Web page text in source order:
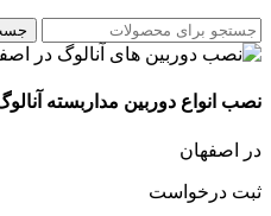
نصب انواع دوربین مداربسته
در اصفهان
ثبت درخواست